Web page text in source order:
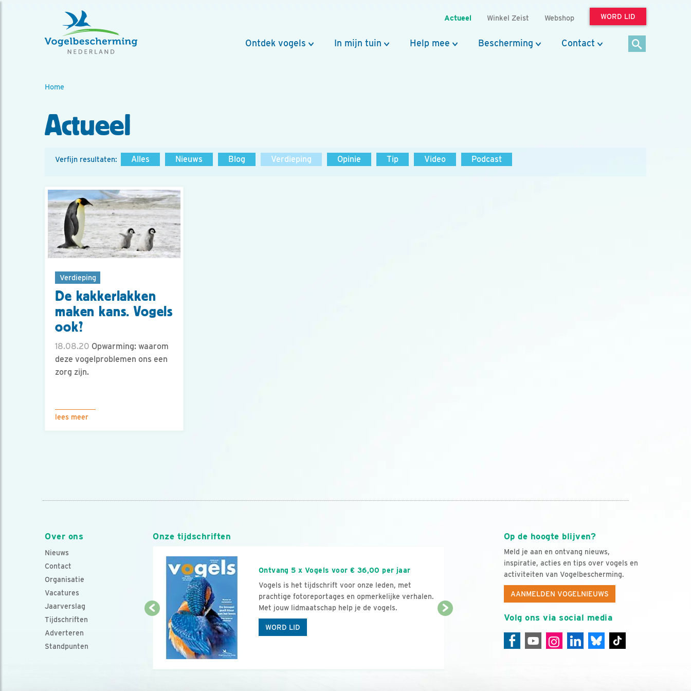
Actueel Winkel Zeist Webshop WORD LID
Ontdek vogels In mijn tuin Help mee Bescherming Contact
Home
Actueel
Verfijn resultaten: Alles Nieuws Blog Verdieping Opinie Tip Video Podcast
Verdieping
De kakkerlakken
maken kans. Vogels
ook?
18.08.20 Opwarming: waarom
deze vogelproblemen ons een
zorg zijn.
lees meer
Over ons
Nieuws
Contact
Organisatie
Vacatures
Jaarverslag
Tijdschriften
Adverteren
Standpunten
Op de hoogte blijven?
Meld je aan en ontvang nieuws,
inspiratie, acties en tips over vogels en
activiteiten van Vogelbescherming.
AANMELDEN VOGELNIEUWS
Volg ons via social media
Onze tijdschriften
Ontvang 5 x Vogels voor € 36,00 per jaar
Vogels is het tijdschrift voor onze leden, met
prachtige fotoreportages en opmerkelijke verhalen.
Met jouw lidmaatschap help je de vogels.
WORD LID